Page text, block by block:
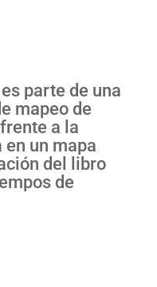
parte de una
mapeo de
a la
en un mapa
del libro
de